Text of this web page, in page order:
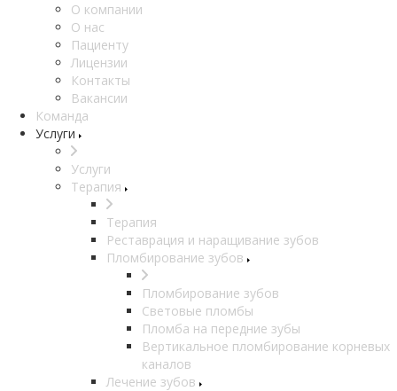
О компании
О нас
Пациенту
Лицензии
Контакты
Вакансии
Команда
Услуги
Услуги
Терапия
Терапия
Реставрация и наращивание зубов
Пломбирование зубов
Пломбирование зубов
Световые пломбы
Пломба на передние зубы
Вертикальное пломбирование корневых
каналов
Лечение зубов